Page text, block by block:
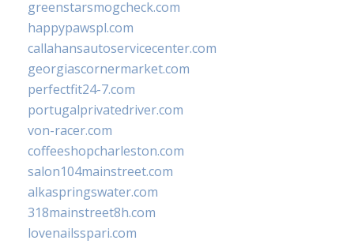
greenstarsmogcheck.com
happypawspl.com
callahansautoservicecenter.com
georgiascornermarket.com
perfectfit24-7.com
portugalprivatedriver.com
von-racer.com
coffeeshopcharleston.com
salon104mainstreet.com
alkaspringswater.com
318mainstreet8h.com
lovenailsspari.com